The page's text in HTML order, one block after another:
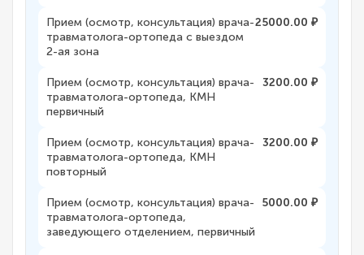
Прием (осмотр, консультация) врача-
травматолога-ортопеда с выездом
2-ая зона
25000.00 ₽
Прием (осмотр, консультация) врача-
травматолога-ортопеда, КМН
первичный
3200.00 ₽
Прием (осмотр, консультация) врача-
травматолога-ортопеда, КМН
повторный
3200.00 ₽
Прием (осмотр, консультация) врача-
травматолога-ортопеда,
заведующего отделением, первичный
5000.00 ₽